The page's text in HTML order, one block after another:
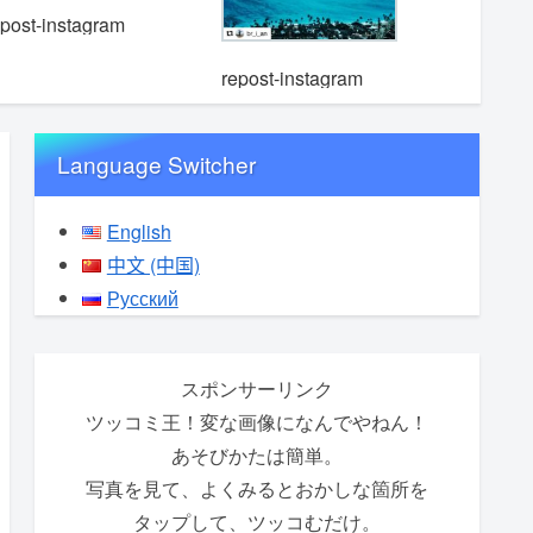
instagram
repost-instagram
Language Switcher
English
中文 (中国)
Русский
スポンサーリンク
ツッコミ王！変な画像になんでやねん！
あそびかたは簡単。
写真を見て、よくみるとおかしな箇所を
タップして、ツッコむだけ。